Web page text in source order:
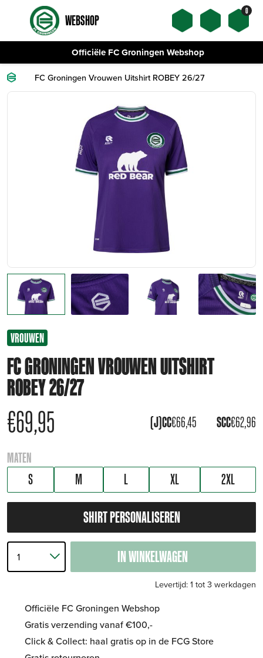
WEBSHOP
0
Officiële FC Groningen Webshop
FC Groningen Vrouwen Uitshirt ROBEY 26/27
VROUWEN
FC GRONINGEN VROUWEN UITSHIRT
ROBEY 26/27
€69,95 (J)CC€66,45 SCC€62,96
MATEN
S M L XL 2XL
SHIRT PERSONALISEREN
IN WINKELWAGEN
Levertijd: 1 tot 3 werkdagen
Officiële FC Groningen Webshop
Gratis verzending vanaf €100,-
Click & Collect: haal gratis op in de FCG Store